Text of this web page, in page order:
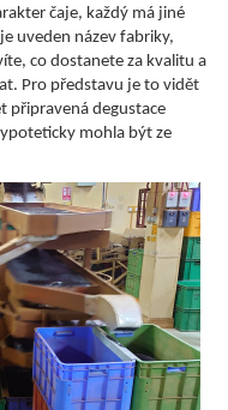
čaje, každý má jiné
uveden název fabriky,
co dostanete za kvalitu a
Pro představu je to vidět
připravená degustace
mohla být ze